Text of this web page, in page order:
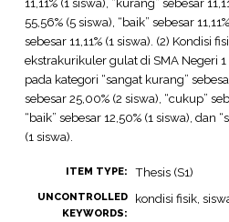
55,56% (5 siswa), “baik” sebesar
sebesar 11,11% (1 siswa). (2) Kondisi
ekstrakurikuler gulat di SMA Negeri
pada kategori “sangat kurang”
sebesar 25,00% (2 siswa), “cukup”
“baik” sebesar 12,50% (1 siswa), dan
(1 siswa).
ITEM TYPE: Thesis (S1)
UNCONTROLLED
KEYWORDS:
kondisi fisik,